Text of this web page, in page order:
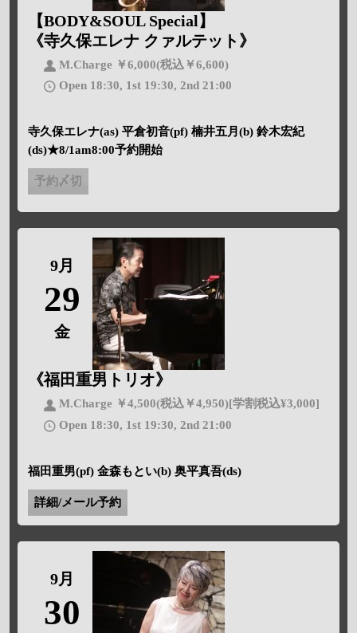
【BODY&SOUL Special】
《寺久保エレナ クァルテット》
M.Charge ￥6,000(税込￥6,600)
Open 18:30, 1st 19:30, 2nd 21:00
寺久保エレナ(as) 平倉初音(pf) 楠井五月(b) 鈴木宏紀
(ds)★8/1am8:00予約開始
予約〆切
9月
29
金
《福田重男トリオ》
M.Charge ￥4,500(税込￥4,950)[学割税込¥3,000]
Open 18:30, 1st 19:30, 2nd 21:00
福田重男(pf) 金森もとい(b) 奥平真吾(ds)
詳細/メール予約
9月
30